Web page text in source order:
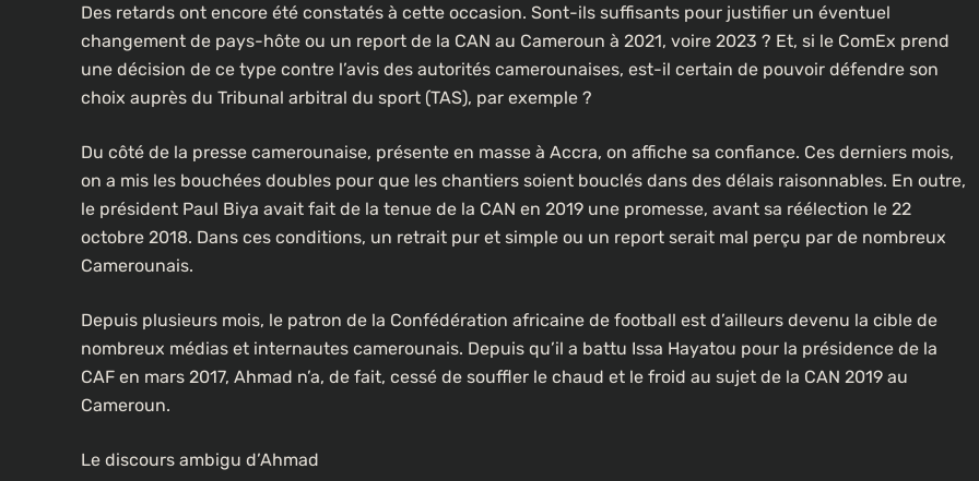
Des retards ont encore été constatés à cette occasion. Sont-ils suffisants pour justifier un éventuel
changement de pays-hôte ou un report de la CAN au Cameroun à 2021, voire 2023 ? Et, si le ComEx prend
une décision de ce type contre l’avis des autorités camerounaises, est-il certain de pouvoir défendre son
choix auprès du Tribunal arbitral du sport (TAS), par exemple ?
Du côté de la presse camerounaise, présente en masse à Accra, on affiche sa confiance. Ces derniers mois,
on a mis les bouchées doubles pour que les chantiers soient bouclés dans des délais raisonnables. En outre,
le président Paul Biya avait fait de la tenue de la CAN en 2019 une promesse, avant sa réélection le 22
octobre 2018. Dans ces conditions, un retrait pur et simple ou un report serait mal perçu par de nombreux
Camerounais.
Depuis plusieurs mois, le patron de la Confédération africaine de football est d’ailleurs devenu la cible de
nombreux médias et internautes camerounais. Depuis qu’il a battu Issa Hayatou pour la présidence de la
CAF en mars 2017, Ahmad n’a, de fait, cessé de souffler le chaud et le froid au sujet de la CAN 2019 au
Cameroun.
Le discours ambigu d’Ahmad
CULTURE
les rues de Paris
2 semaines ago
À LA UNE CULTURE
[FOCUS] 20 ans après : Retour sur